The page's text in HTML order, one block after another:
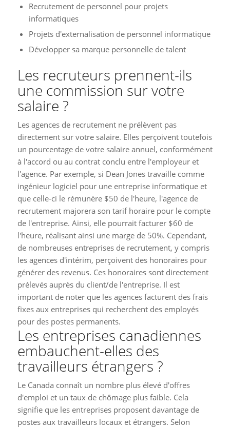
Recrutement de personnel pour projets
informatiques
Projets d'externalisation de personnel informatique
Développer sa marque personnelle de talent
Les recruteurs prennent-ils
une commission sur votre
salaire ?
Les agences de recrutement ne prélèvent pas
directement sur votre salaire. Elles perçoivent toutefois
un pourcentage de votre salaire annuel, conformément
à l'accord ou au contrat conclu entre l'employeur et
l'agence. Par exemple, si Dean Jones travaille comme
ingénieur logiciel pour une entreprise informatique et
que celle-ci le rémunère $50 de l'heure, l'agence de
recrutement majorera son tarif horaire pour le compte
de l'entreprise. Ainsi, elle pourrait facturer $60 de
l'heure, réalisant ainsi une marge de 50%. Cependant,
de nombreuses entreprises de recrutement, y compris
les agences d'intérim, perçoivent des honoraires pour
générer des revenus. Ces honoraires sont directement
prélevés auprès du client/de l'entreprise. Il est
important de noter que les agences facturent des frais
fixes aux entreprises qui recherchent des employés
pour des postes permanents.
Les entreprises canadiennes
embauchent-elles des
travailleurs étrangers ?
Le Canada connaît un nombre plus élevé d'offres
d'emploi et un taux de chômage plus faible. Cela
signifie que les entreprises proposent davantage de
postes aux travailleurs locaux et étrangers. Selon